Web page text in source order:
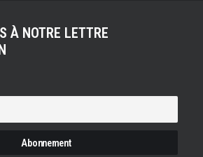
À NOTRE LETTRE